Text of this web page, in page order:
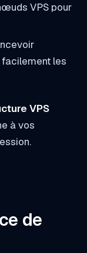
VPS pour
les
VPS
à vos
de